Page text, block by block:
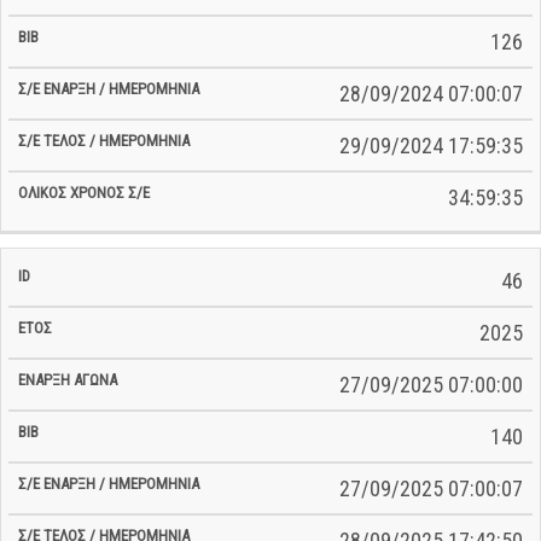
126
28/09/2024 07:00:07
29/09/2024 17:59:35
34:59:35
46
2025
27/09/2025 07:00:00
140
27/09/2025 07:00:07